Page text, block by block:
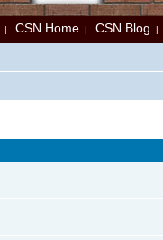
| CSN Home | CSN Blog |